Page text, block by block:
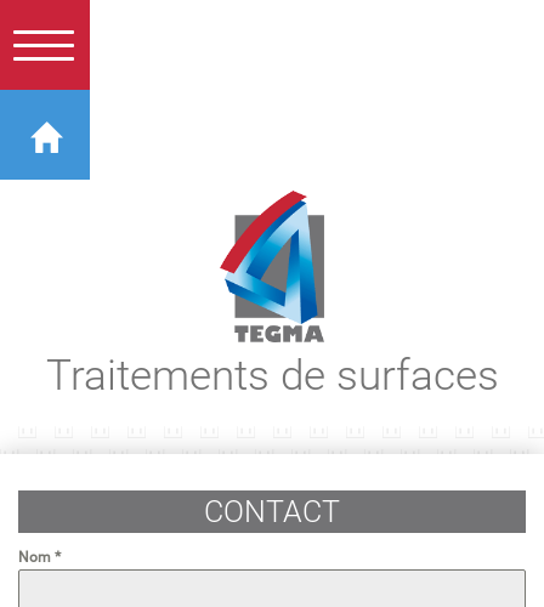
Traitements de surfaces
CONTACT
Nom *